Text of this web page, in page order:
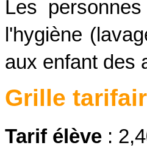
Les
l'hygiène
aux enfant des
Grille
Tarif élève :